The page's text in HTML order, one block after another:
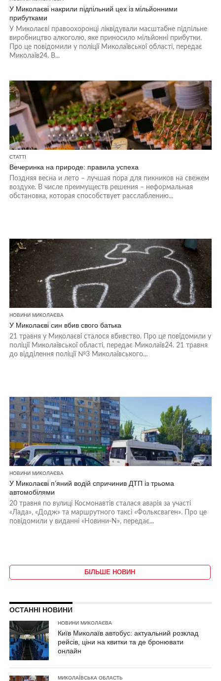
У Миколаєві накрили підпільний цех із мільйонними
прибутками
У Миколаєві правоохоронці ліквідували масштабне підпільне
виробництво алкоголю, яке приносило мільйонні прибутки.
Про це повідомили у поліції Миколаївської області, передає
Миколаїв24. В...
СТАТТІ
Вечеринка на природе: правила успеха
Поздняя весна и лето – лучшая пора для пикников на свежем
воздухе. В числе преимуществ решения – неформальная
обстановка, которая способствует расслаблению...
НОВИНИ МИКОЛАЄВА
У Миколаєві син вбив свого батька
21 травня у Миколаєві сталося вбивство. Про це повідомили у
поліції Миколаївської області, передає Миколаїв24. 21 травня
до відділення поліції №3 Миколаївського...
НОВИНИ МИКОЛАЄВА
У Миколаєві п’яний водій спричинив ДТП із трьома
автомобілями
20 травня по вулиці Космонавтів сталася аварія за участі
«Лада», «Додж» та маршрутного таксі «Фольксваген». Про це
повідомили у виданні «Новини-N», передає...
БІЛЬШЕ НОВИН
ОСТАННІ НОВИНИ
НОВИНИ МИКОЛАЄВА
Київ Миколаїв автобус: актуальний розклад
рейсів, ціни на квитки та де бронювати
онлайн
МИКОЛАЇВСЬКА ОБЛАСТЬ